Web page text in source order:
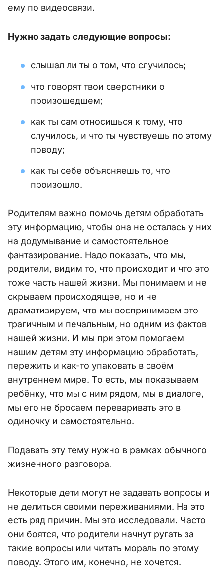
ему по видеосвязи.
Нужно задать следующие вопросы:
слышал ли ты о том, что случилось;
что говорят твои сверстники о
произошедшем;
как ты сам относишься к тому, что
случилось, и что ты чувствуешь по этому
поводу;
как ты себе объясняешь то, что
произошло.
Родителям важно помочь детям обработать
эту информацию, чтобы она не осталась у них
на додумывание и самостоятельное
фантазирование. Надо показать, что мы,
родители, видим то, что происходит и что это
тоже часть нашей жизни. Мы понимаем и не
скрываем происходящее, но и не
драматизируем, что мы воспринимаем это
трагичным и печальным, но одним из фактов
нашей жизни. И мы при этом помогаем
нашим детям эту информацию обработать,
пережить и как-то упаковать в своём
внутреннем мире. То есть, мы показываем
ребёнку, что мы с ним рядом, мы в диалоге,
мы его не бросаем переваривать это в
одиночку и самостоятельно.
Подавать эту тему нужно в рамках обычного
жизненного разговора.
Некоторые дети могут не задавать вопросы и
не делиться своими переживаниями. На это
есть ряд причин. Мы это исследовали. Часто
они боятся, что родители начнут ругать за
такие вопросы или читать мораль по этому
поводу. Этого им, конечно, не хочется.